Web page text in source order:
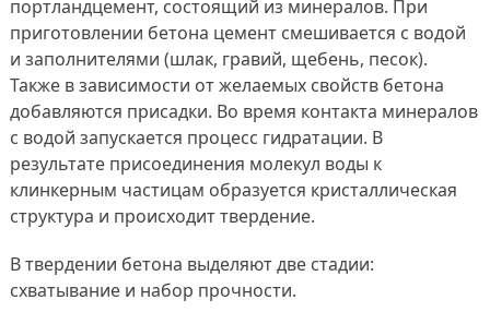
портландцемент, состоящий из минералов. При
приготовлении бетона цемент смешивается с водой
и заполнителями (шлак, гравий, щебень, песок).
Также в зависимости от желаемых свойств бетона
добавляются присадки. Во время контакта минералов
с водой запускается процесс гидратации. В
результате присоединения молекул воды к
клинкерным частицам образуется кристаллическая
структура и происходит твердение.
В твердении бетона выделяют две стадии:
схватывание и набор прочности.